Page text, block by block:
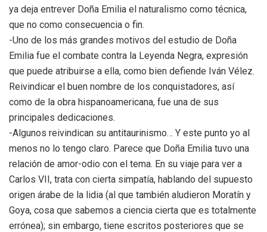
ya deja entrever Doña Emilia el naturalismo como técnica,
que no como consecuencia o fin.
-Uno de los más grandes motivos del estudio de Doña
Emilia fue el combate contra la Leyenda Negra, expresión
que puede atribuirse a ella, como bien defiende Iván Vélez.
Reivindicar el buen nombre de los conquistadores, así
como de la obra hispanoamericana, fue una de sus
principales dedicaciones.
-Algunos reivindican su antitaurinismo… Y este punto yo al
menos no lo tengo claro. Parece que Doña Emilia tuvo una
relación de amor-odio con el tema. En su viaje para ver a
Carlos VII, trata con cierta simpatía, hablando del supuesto
origen árabe de la lidia (al que también aludieron Moratín y
Goya, cosa que sabemos a ciencia cierta que es totalmente
errónea); sin embargo, tiene escritos posteriores que se